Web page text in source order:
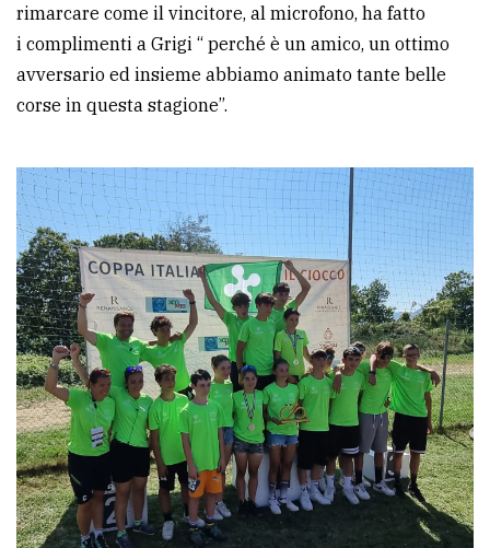
LE
ALTRE
TESTATE
PRIVACY
Privacy
policy
Cookie
policy
rimarcare come il vincitore, al microfono, ha fatto
i complimenti a Grigi “ perché è un amico, un ottimo
avversario ed insieme abbiamo animato tante belle
corse in questa stagione”.